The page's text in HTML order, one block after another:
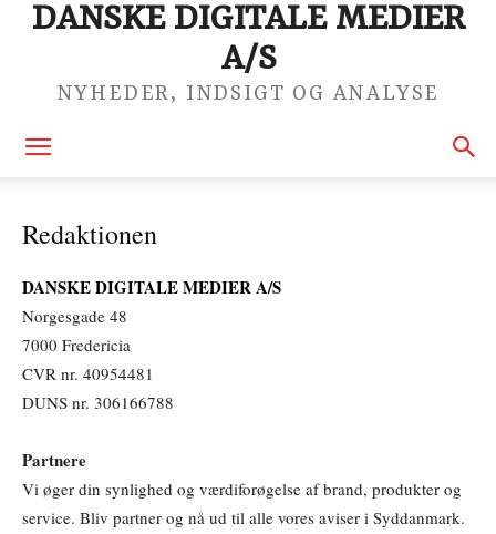
DANSKE DIGITALE MEDIER
A/S
NYHEDER, INDSIGT OG ANALYSE
Redaktionen
DANSKE DIGITALE MEDIER A/S
Norgesgade 48
7000 Fredericia
CVR nr. 40954481
DUNS nr. 306166788
Partnere
Vi øger din synlighed og værdiforøgelse af brand, produkter og
service. Bliv partner og nå ud til alle vores aviser i Syddanmark.